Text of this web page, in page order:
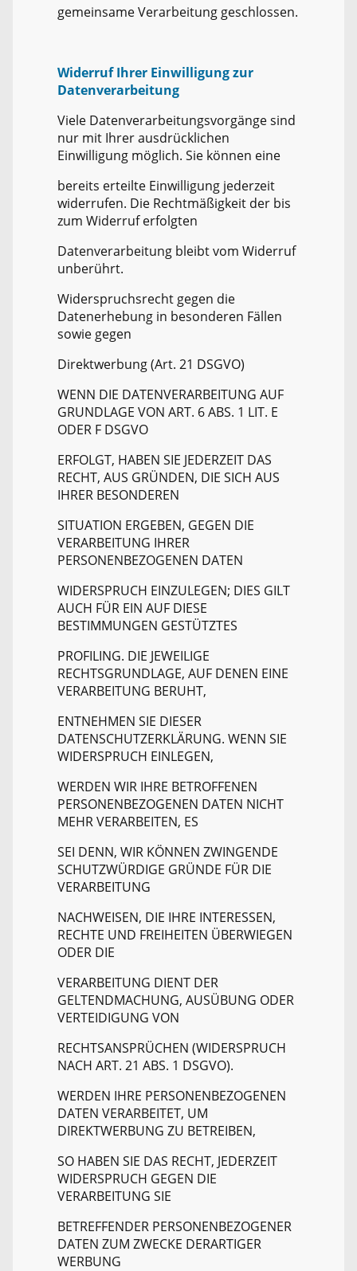
gemeinsame Verarbeitung geschlossen.
Widerruf Ihrer Einwilligung zur
Datenverarbeitung
Viele Datenverarbeitungsvorgänge sind
nur mit Ihrer ausdrücklichen
Einwilligung möglich. Sie können eine
bereits erteilte Einwilligung jederzeit
widerrufen. Die Rechtmäßigkeit der bis
zum Widerruf erfolgten
Datenverarbeitung bleibt vom Widerruf
unberührt.
Widerspruchsrecht gegen die
Datenerhebung in besonderen Fällen
sowie gegen
Direktwerbung (Art. 21 DSGVO)
WENN DIE DATENVERARBEITUNG AUF
GRUNDLAGE VON ART. 6 ABS. 1 LIT. E
ODER F DSGVO
ERFOLGT, HABEN SIE JEDERZEIT DAS
RECHT, AUS GRÜNDEN, DIE SICH AUS
IHRER BESONDEREN
SITUATION ERGEBEN, GEGEN DIE
VERARBEITUNG IHRER
PERSONENBEZOGENEN DATEN
WIDERSPRUCH EINZULEGEN; DIES GILT
AUCH FÜR EIN AUF DIESE
BESTIMMUNGEN GESTÜTZTES
PROFILING. DIE JEWEILIGE
RECHTSGRUNDLAGE, AUF DENEN EINE
VERARBEITUNG BERUHT,
ENTNEHMEN SIE DIESER
DATENSCHUTZERKLÄRUNG. WENN SIE
WIDERSPRUCH EINLEGEN,
WERDEN WIR IHRE BETROFFENEN
PERSONENBEZOGENEN DATEN NICHT
MEHR VERARBEITEN, ES
SEI DENN, WIR KÖNNEN ZWINGENDE
SCHUTZWÜRDIGE GRÜNDE FÜR DIE
VERARBEITUNG
NACHWEISEN, DIE IHRE INTERESSEN,
RECHTE UND FREIHEITEN ÜBERWIEGEN
ODER DIE
VERARBEITUNG DIENT DER
GELTENDMACHUNG, AUSÜBUNG ODER
VERTEIDIGUNG VON
RECHTSANSPRÜCHEN (WIDERSPRUCH
NACH ART. 21 ABS. 1 DSGVO).
WERDEN IHRE PERSONENBEZOGENEN
DATEN VERARBEITET, UM
DIREKTWERBUNG ZU BETREIBEN,
SO HABEN SIE DAS RECHT, JEDERZEIT
WIDERSPRUCH GEGEN DIE
VERARBEITUNG SIE
BETREFFENDER PERSONENBEZOGENER
DATEN ZUM ZWECKE DERARTIGER
WERBUNG